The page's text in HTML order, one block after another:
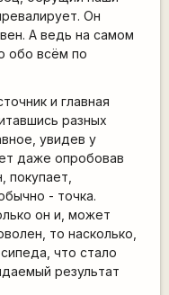
Он
А ведь на самом
обо всём по
и главная
разных
увидев у
даже опробовав
покупает,
- точка.
он и, может
то насколько,
что стало
результат